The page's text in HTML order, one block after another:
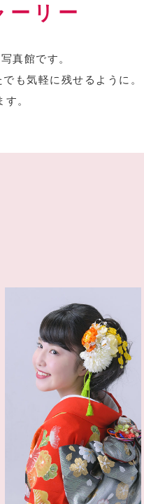
リー
真館です。
も気軽に残せるように。
。